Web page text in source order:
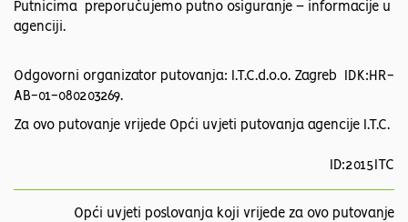
Putnicima preporučujemo putno osiguranje – informacije u
agenciji.
Odgovorni organizator putovanja: I.T.C.d.o.o. Zagreb IDK:HR-
AB-01-080203269.
Za ovo putovanje vrijede Opći uvjeti putovanja agencije I.T.C.
ID:2015ITC
Opći uvjeti poslovanja koji vrijede za ovo putovanje